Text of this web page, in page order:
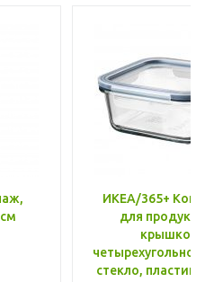
ИКЕА/365+
для
крышкой,
стекло, пластик